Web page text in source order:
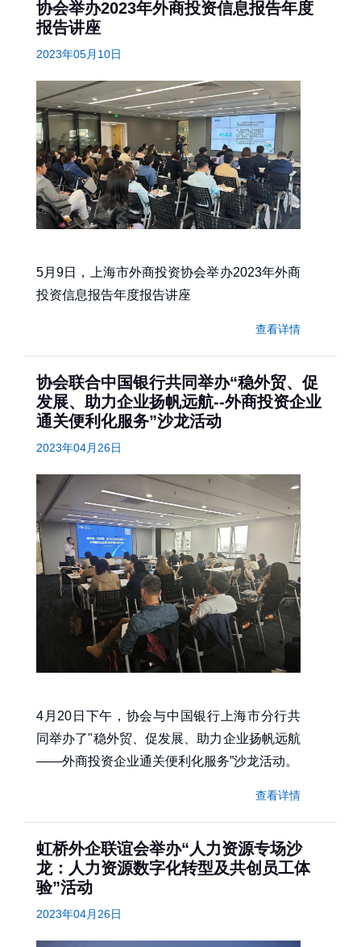
协会举办2023年外商投资信息报告年度
报告讲座
2023年05月10日
5月9日，上海市外商投资协会举办2023年外商
投资信息报告年度报告讲座
查看详情
协会联合中国银行共同举办“稳外贸、促
发展、助力企业扬帆远航--外商投资企业
通关便利化服务”沙龙活动
2023年04月26日
4月20日下午，协会与中国银行上海市分行共
同举办了"稳外贸、促发展、助力企业扬帆远航
——外商投资企业通关便利化服务”沙龙活动。
查看详情
虹桥外企联谊会举办“人力资源专场沙
龙：人力资源数字化转型及共创员工体
验”活动
2023年04月26日